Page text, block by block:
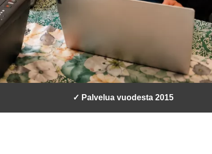
✓ Palvelua vuodesta 2015